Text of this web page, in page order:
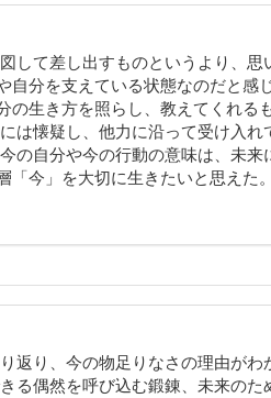
して差し出すものというより、思
分を支えている状態なのだと感じ
の生き方を照らし、教えてくれる
は懐疑し、他力に沿って受け入れ
の自分や今の行動の意味は、未来
今」を大切に生きたいと思えた。
り、今の物足りなさの理由がわ
る偶然を呼び込む鍛錬、未来のた